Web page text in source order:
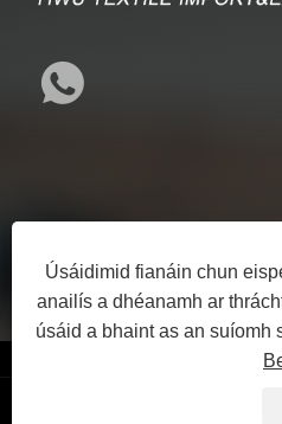
Úsáidimid fianáin chun
anailís a dhéanamh ar
úsáid a bhaint as an suíomh